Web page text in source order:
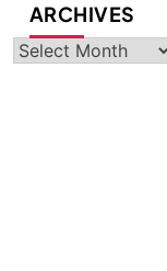
ARCHIVES
Archives